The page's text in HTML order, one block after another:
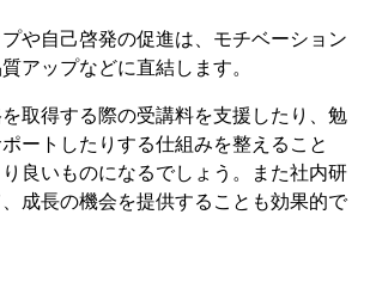
や自己啓発の促進は、モチベーション
アップなどに直結します。
取得する際の受講料を支援したり、勉
ートしたりする仕組みを整えること
良いものになるでしょう。また社内研
成長の機会を提供することも効果的で